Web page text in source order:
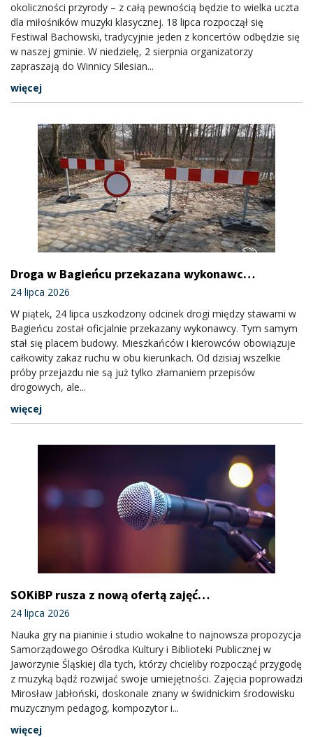
okoliczności przyrody – z całą pewnością będzie to wielka uczta
dla miłośników muzyki klasycznej. 18 lipca rozpoczął się
Festiwal Bachowski, tradycyjnie jeden z koncertów odbędzie się
w naszej gminie. W niedzielę, 2 sierpnia organizatorzy
zapraszają do Winnicy Silesian...
więcej
Droga w Bagieńcu przekazana wykonawcy –
obowiązuje zakaz wstępu
24 lipca 2026
W piątek, 24 lipca uszkodzony odcinek drogi między stawami w
Bagieńcu został oficjalnie przekazany wykonawcy. Tym samym
stał się placem budowy. Mieszkańców i kierowców obowiązuje
całkowity zakaz ruchu w obu kierunkach. Od dzisiaj wszelkie
próby przejazdu nie są już tylko złamaniem przepisów
drogowych, ale...
więcej
SOKiBP rusza z nową ofertą zajęć
muzycznych: zapisy trwają
24 lipca 2026
Nauka gry na pianinie i studio wokalne to najnowsza propozycja
Samorządowego Ośrodka Kultury i Biblioteki Publicznej w
Jaworzynie Śląskiej dla tych, którzy chcieliby rozpocząć przygodę
z muzyką bądź rozwijać swoje umiejętności. Zajęcia poprowadzi
Mirosław Jabłoński, doskonale znany w świdnickim środowisku
muzycznym pedagog, kompozytor i...
więcej